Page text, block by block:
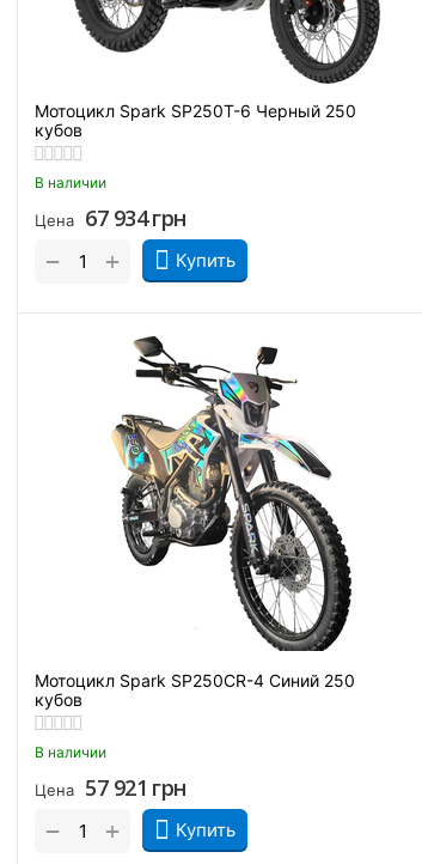
Мотоцикл Spark SP250T-6 Черный 250
кубов
В наличии
Цена 67 934грн
Купить
+
−
Мотоцикл Spark SP250CR-4 Синий 250
кубов
В наличии
Цена 57 921 грн
Купить
+
−